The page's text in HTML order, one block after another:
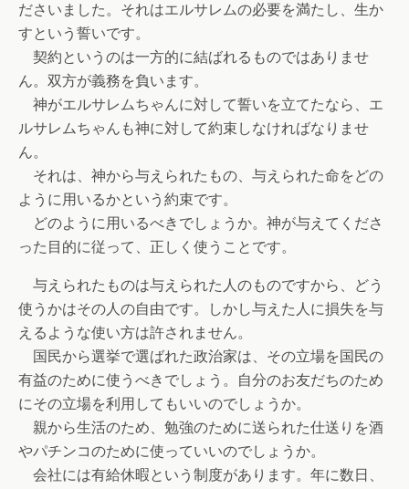
ださいました。それはエルサレムの必要を満たし、生か
すという誓いです。
契約というのは一方的に結ばれるものではありませ
ん。双方が義務を負います。
神がエルサレムちゃんに対して誓いを立てたなら、エ
ルサレムちゃんも神に対して約束しなければなりませ
ん。
それは、神から与えられたもの、与えられた命をどの
ように用いるかという約束です。
どのように用いるべきでしょうか。神が与えてくださ
った目的に従って、正しく使うことです。
与えられたものは与えられた人のものですから、どう
使うかはその人の自由です。しかし与えた人に損失を与
えるような使い方は許されません。
国民から選挙で選ばれた政治家は、その立場を国民の
有益のために使うべきでしょう。自分のお友だちのため
にその立場を利用してもいいのでしょうか。
親から生活のため、勉強のために送られた仕送りを酒
やパチンコのために使っていいのでしょうか。
会社には有給休暇という制度があります。年に数日、